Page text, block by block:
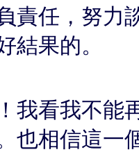
責任，努力
結果的。
看我不能再
也相信這一